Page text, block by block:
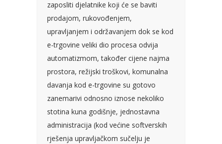
zaposliti djelatnike koji će se baviti
prodajom, rukovođenjem,
upravljanjem i održavanjem dok se kod
e-trgovine veliki dio procesa odvija
automatizmom, također cijene najma
prostora, režijski troškovi, komunalna
davanja kod e-trgovine su gotovo
zanemarivi odnosno iznose nekoliko
stotina kuna godišnje, jednostavna
administracija (kod većine softverskih
rješenja upravljačkom sučelju je